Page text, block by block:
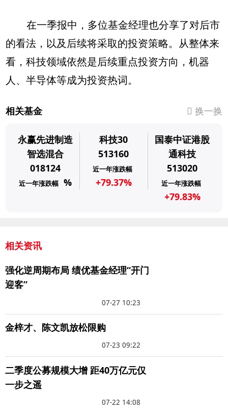
在一季报中，多位基金经理也分享了对后市
的看法，以及后续将采取的投资策略。从整体来
看，科技领域依然是后续重点投资方向，机器
人、半导体等成为投资热词。
相关基金 换一换
永赢先进制造
智选混合
018124
近一年涨跌幅 %
科技30
513160
近一年涨跌幅
+79.37%
国泰中证港股
通科技
513020
近一年涨跌幅
+79.83%
相关资讯
强化逆周期布局 绩优基金经理“开门
迎客”
07-27 10:23
金梓才、陈文凯放松限购
07-23 09:22
二季度公募规模大增 距40万亿元仅
一步之遥
07-22 14:08